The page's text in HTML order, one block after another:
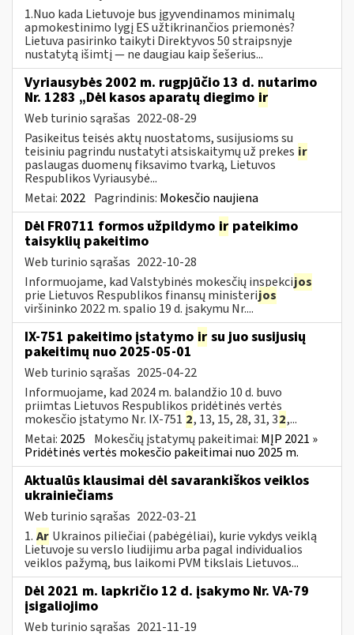
1.Nuo kada Lietuvoje bus įgyvendinamos minimalų
apmokestinimo lygį ES užtikrinančios priemonės?
Lietuva pasirinko taikyti Direktyvos 50 straipsnyje
nustatytą išimtį — ne daugiau kaip šešerius...
Vyriausybės 2002 m. rugpjūčio 13 d. nutarimo
Nr. 1283 „Dėl kasos aparatų diegimo ir
Web turinio sąrašas 2022-08-29
Pasikeitus teisės aktų nuostatoms, susijusioms su
teisiniu pagrindu nustatyti atsiskaitymų už prekes ir
paslaugas duomenų fiksavimo tvarką, Lietuvos
Respublikos Vyriausybė...
Metai: 2022 Pagrindinis: Mokesčio naujiena
Dėl FR0711 formos užpildymo ir pateikimo
taisyklių pakeitimo
Web turinio sąrašas 2022-10-28
Informuojame, kad Valstybinės mokesčių inspekcijos
prie Lietuvos Respublikos finansų ministerijos
viršininko 2022 m. spalio 19 d. įsakymu Nr....
IX-751 pakeitimo įstatymo ir su juo susijusių
pakeitimų nuo 2025-05-01
Web turinio sąrašas 2025-04-22
Informuojame, kad 2024 m. balandžio 10 d. buvo
priimtas Lietuvos Respublikos pridėtinės vertės
mokesčio įstatymo Nr. IX-751 2, 13, 15, 28, 31, 32,...
Metai: 2025 Mokesčių įstatymų pakeitimai: MĮP 2021 »
Pridėtinės vertės mokesčio pakeitimai nuo 2025 m.
Aktualūs klausimai dėl savarankiškos veiklos
ukrainiečiams
Web turinio sąrašas 2022-03-21
1. Ar Ukrainos piliečiai (pabėgėliai), kurie vykdys veiklą
Lietuvoje su verslo liudijimu arba pagal individualios
veiklos pažymą, bus laikomi PVM tikslais Lietuvos...
Dėl 2021 m. lapkričio 12 d. įsakymo Nr. VA-79
įsigaliojimo
Web turinio sąrašas 2021-11-19